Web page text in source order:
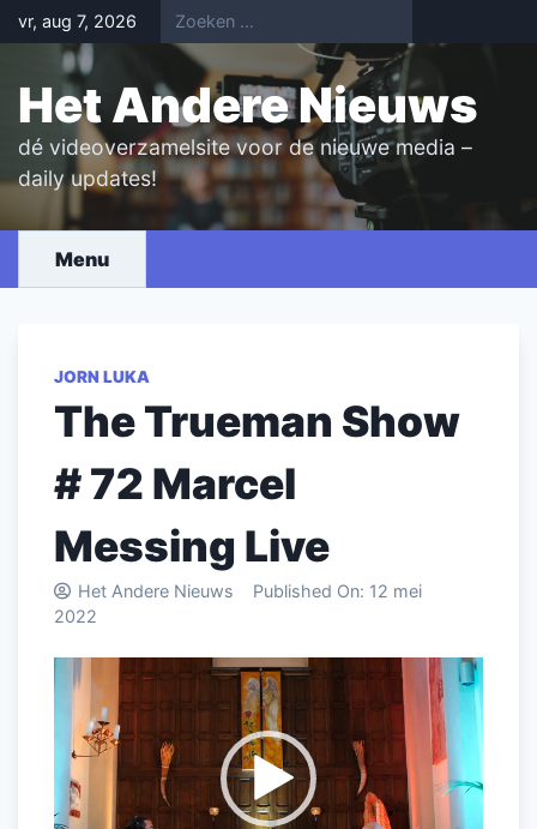
Skip
to
content
vr, aug 7, 2026
Het Andere Nieuws
dé videoverzamelsite voor de nieuwe media –
daily updates!
Menu
JORN LUKA
The Trueman Show
# 72 Marcel
Messing Live
Het Andere Nieuws Published On: 12 mei
2022
Videospeler